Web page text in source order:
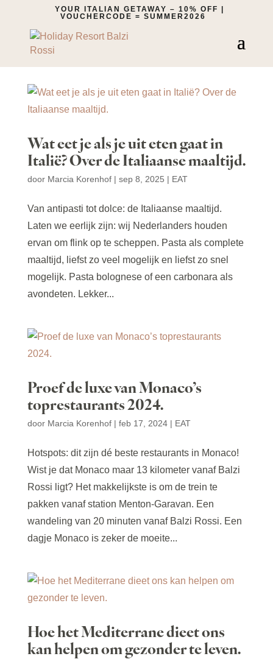
YOUR ITALIAN GETAWAY – 10% OFF |
VOUCHERCODE = SUMMER2026
Wat eet je als je uit eten gaat in
Italië? Over de Italiaanse maaltijd.
door Marcia Korenhof| sep 8, 2025 | EAT
Van antipasti tot dolce: de Italiaanse maaltijd.
Laten we eerlijk zijn: wij Nederlanders houden
ervan om flink op te scheppen. Pasta als complete
maaltijd, liefst zo veel mogelijk en liefst zo snel
mogelijk. Pasta bolognese of een carbonara als
avondeten. Lekker...
Proef de luxe van Monaco’s
toprestaurants 2024.
door Marcia Korenhof| feb 17, 2024| EAT
Hotspots: dit zijn dé beste restaurants in Monaco!
Wist je dat Monaco maar 13 kilometer vanaf Balzi
Rossi ligt? Het makkelijkste is om de trein te
pakken vanaf station Menton-Garavan. Een
wandeling van 20 minuten vanaf Balzi Rossi. Een
dagje Monaco is zeker de moeite...
Hoe het Mediterrane dieet ons
kan helpen om gezonder te leven.